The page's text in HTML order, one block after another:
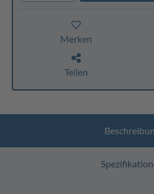
Merken
Teilen